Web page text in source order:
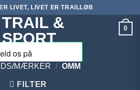
LIVET, LIVET ER TRAILLØB
0
MÆRKER / OMM
FILTER